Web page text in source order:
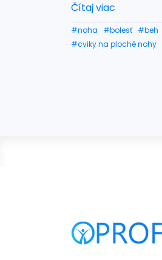
Čítaj viac
#noha #bolesť #beh
#cviky na ploché nohy